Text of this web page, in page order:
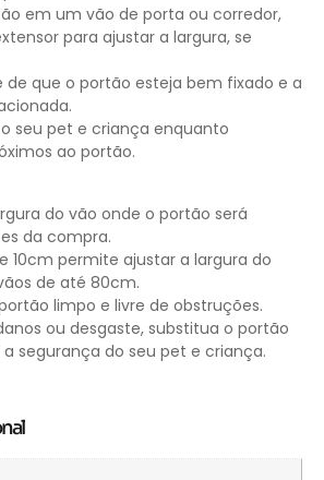
em um vão de porta ou corredor,
para ajustar a largura, se
que o portão esteja bem fixado e a
seu pet e criança enquanto
ao portão.
do vão onde o portão será
da compra.
10cm permite ajustar a largura do
de até 80cm.
limpo e livre de obstruções.
ou desgaste, substitua o portão
segurança do seu pet e criança.